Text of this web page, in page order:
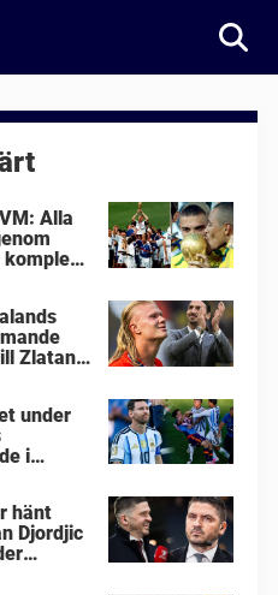
Alla
komplett
Zlatan
under
i
hänt
Djordjic